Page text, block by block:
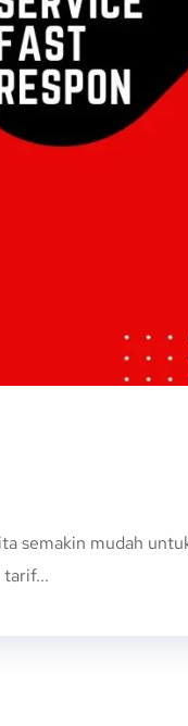
semakin mudah
tarif...